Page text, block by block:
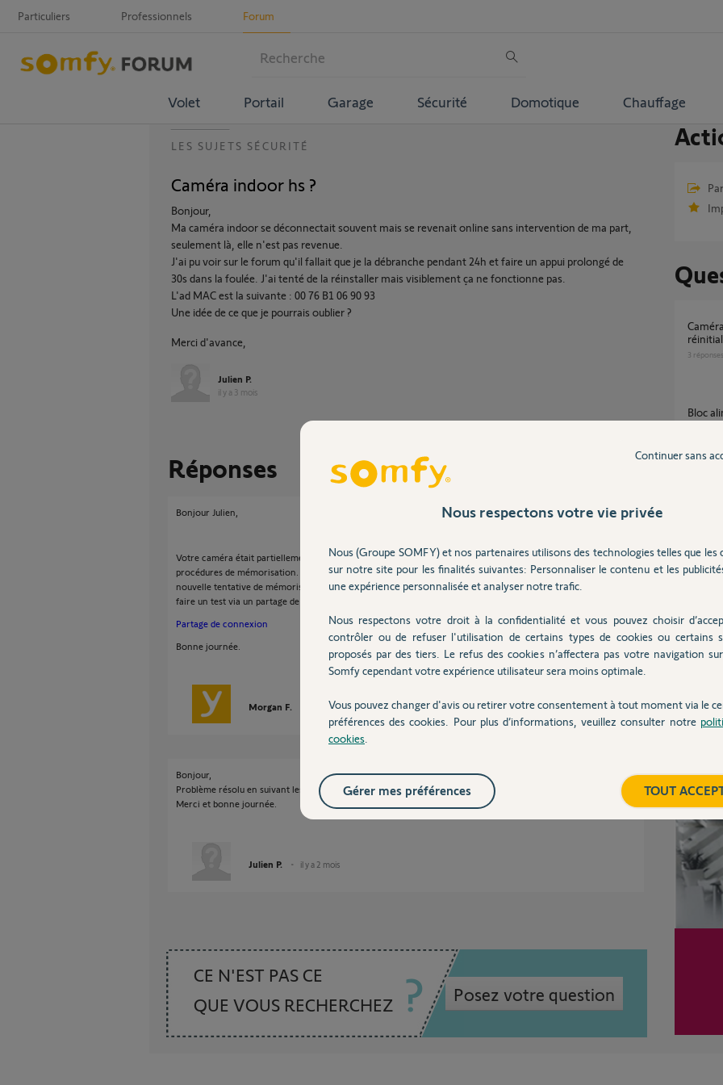
Particuliers Professionnels Forum
Volet Portail Garage Sécurité Domotique Chauffage
LES SUJETS SÉCURITÉ
Caméra indoor hs ?
Bonjour,
Ma caméra indoor se déconnectait souvent mais se revenait online sans intervention de ma part,
seulement là, elle n'est pas revenue.
J'ai pu voir sur le forum qu'il fallait que je la débranche pendant 24h et faire un appui prolongé de
30s dans la foulée. J'ai tenté de la réinstaller mais visiblement ça ne fonctionne pas.
L'ad MAC est la suivante : 00 76 B1 06 90 93
Une idée de ce que je pourrais oublier ?
Merci d'avance,
Julien P.
il y a 3 mois
Réponses
Bonjour Julien,
Votre caméra était partiellement installée sur nos serveurs, ce qui pouvait gêner les
procédures de mémorisation. Je viens de la supprimer, mais avant d'effectuer toute
nouvelle tentative de mémorisation, afin d'exclure tout problème de réseau, pourriez-vous
faire un test via un partage de connexion sur un autre smartphone.
Partage de connexion
Bonne journée.
Morgan F. il y a 3 mois
Bonjour,
Problème résolu en suivant les consignes.
Merci et bonne journée.
Julien P. il y a 2 mois
CE N'EST PAS CE
QUE VOUS RECHERCHEZ
Posez votre question
Caméra indoor plantée et impossible à
3 réponses
Bloc
ne
comment activer/désactiver caméras indoor
quand
2réponses
Nous respectons votre vie privée
Nous (Groupe SOMFY) et nos partenaires utilisons des technologies telles que les
sur notre site pour les finalités suivantes: Personnaliser le contenu et les
une expérience personnalisée et analyser notre trafic.
Nous respectons votre droit à la confidentialité et vous pouvez choisir
contrôler ou de refuser l'utilisation de certains types de cookies ou certains
proposés par des tiers. Le refus des cookies n’affectera pas votre navigation
Somfy cependant votre expérience utilisateur sera moins optimale.
Vous pouvez changer d'avis ou retirer votre consentement à tout moment via le
préférences des cookies. Pour plus d’informations, veuillez consulter notre
cookies
Continuer sans
TOUT
Gérer mes préférences